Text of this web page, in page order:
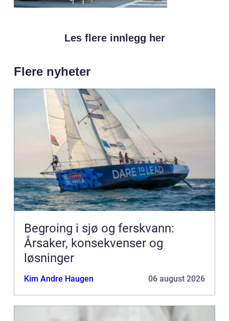
Les flere innlegg her
Flere nyheter
Begroing i sjø og ferskvann:
Årsaker, konsekvenser og
løsninger
Kim Andre Haugen 06 august 2026